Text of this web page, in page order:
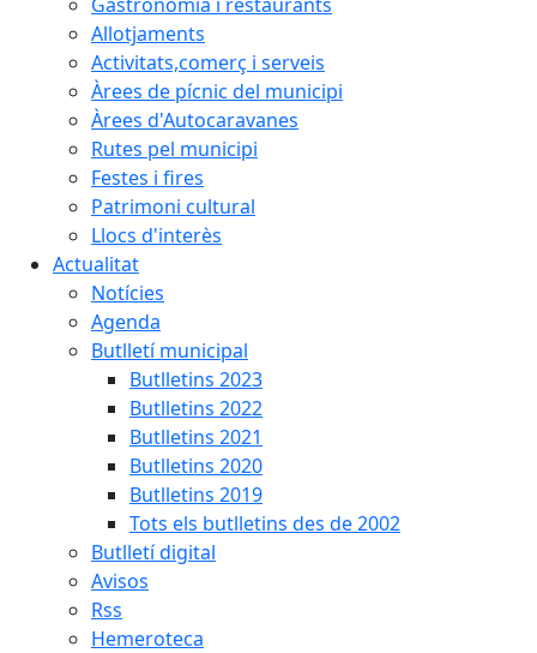
Allotjaments
Activitats,comerç i serveis
Àrees de pícnic del municipi
Àrees d'Autocaravanes
Rutes pel municipi
Festes i fires
Patrimoni cultural
Llocs d'interès
Actualitat
Notícies
Agenda
Butlletí municipal
Butlletins 2023
Butlletins 2022
Butlletins 2021
Butlletins 2020
Butlletins 2019
Tots els butlletins des de 2002
Butlletí digital
Avisos
Rss
Hemeroteca